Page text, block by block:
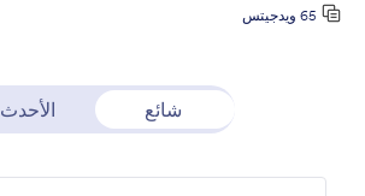
65 ويدجيتس
الأحدث شائع